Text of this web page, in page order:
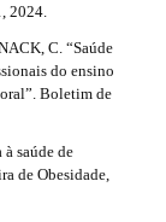
2024.
C. “Saúde
do ensino
Boletim de
saúde de
de Obesidade,